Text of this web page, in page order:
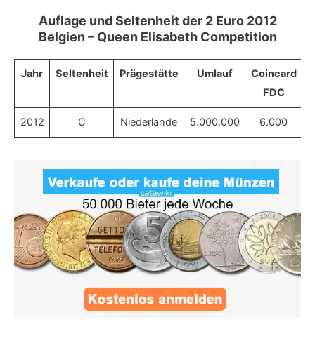
Auflage und Seltenheit der 2 Euro 2012
Belgien – Queen Elisabeth Competition
Jahr Seltenheit Prägestätte Umlauf
Coincard
FDC
2012 C Niederlande 5.000.000 6.000